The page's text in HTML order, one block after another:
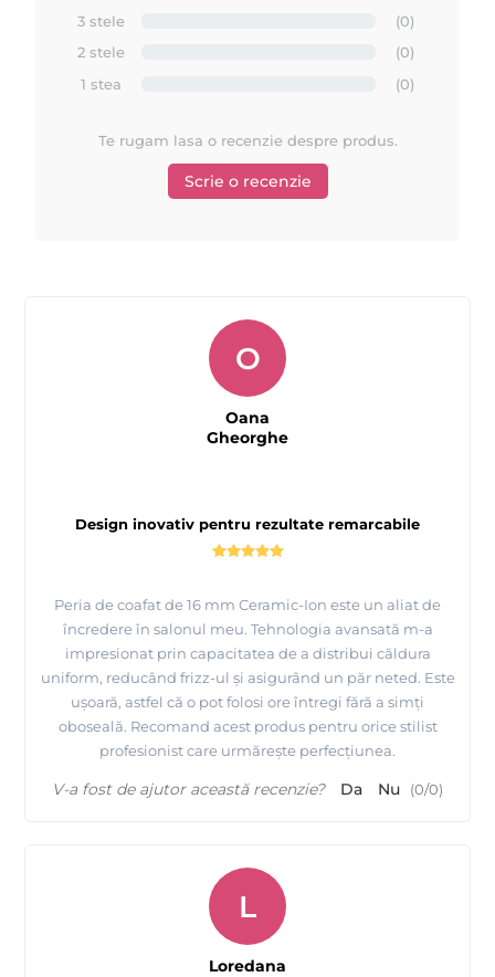
3 stele
(0)
2 stele
(0)
1 stea
(0)
Te rugam lasa o recenzie despre produs.
Scrie o recenzie
Design inovativ pentru rezultate remarcabile
Peria de coafat de 16 mm Ceramic-Ion este un aliat de
încredere în salonul meu. Tehnologia avansată m-a
impresionat prin capacitatea de a distribui căldura
uniform, reducând frizz-ul și asigurând un păr neted. Este
ușoară, astfel că o pot folosi ore întregi fără a simți
oboseală. Recomand acest produs pentru orice stilist
profesionist care urmărește perfecțiunea.
O
Oana
Gheorghe
V-a fost de ajutor această recenzie? Da Nu (0/0)
L
Loredana